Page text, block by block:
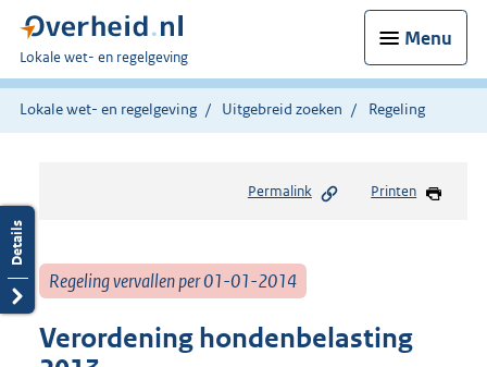
Menu
U
bent
hier:
Lokale wet- en regelgeving
Lokale wet- en regelgeving Uitgebreid zoeken Regeling
Permalink Printen
Regeling vervallen per 01-01-2014
Verordening hondenbelasting